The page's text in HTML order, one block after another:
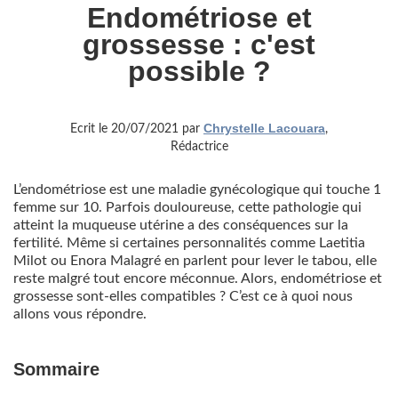
Endométriose et
grossesse : c'est
possible ?
Ecrit le 20/07/2021 par Chrystelle Lacouara,
Rédactrice
L’endométriose est une maladie gynécologique qui touche 1
femme sur 10. Parfois douloureuse, cette pathologie qui
atteint la muqueuse utérine a des conséquences sur la
fertilité. Même si certaines personnalités comme Laetitia
Milot ou Enora Malagré en parlent pour lever le tabou, elle
reste malgré tout encore méconnue. Alors, endométriose et
grossesse sont-elles compatibles ? C’est ce à quoi nous
allons vous répondre.
Sommaire